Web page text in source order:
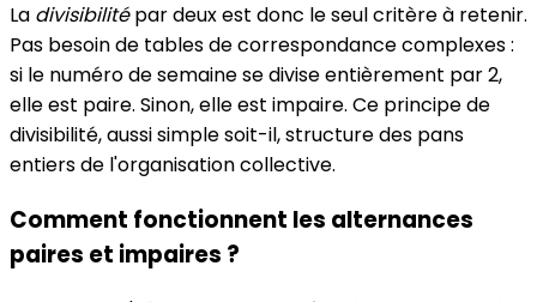
La divisibilitépar deux est donc le seul critère à retenir.
Pas besoin de tables de correspondance complexes :
si le numéro de semaine se divise entièrement par 2,
elle est paire. Sinon, elle est impaire. Ce principe de
divisibilité, aussi simple soit-il, structure des pans
entiers de l'organisation collective.
Comment fonctionnent les alternances
paires et impaires ?